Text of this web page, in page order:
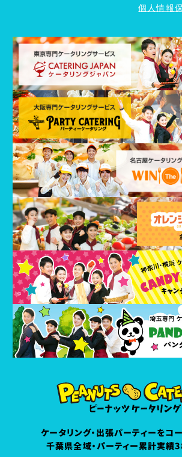
ケータリング・出張パーティーをコー
千葉県全域・パーティー累計実績
個人情報